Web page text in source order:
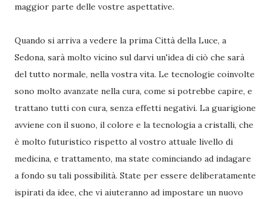
maggior parte delle vostre aspettative.
Quando si arriva a vedere la prima Città della Luce, a
Sedona, sarà molto vicino sul darvi un'idea di ciò che sarà
del tutto normale, nella vostra vita. Le tecnologie coinvolte
sono molto avanzate nella cura, come si potrebbe capire, e
trattano tutti con cura, senza effetti negativi. La guarigione
avviene con il suono, il colore e la tecnologia a cristalli, che
è molto futuristico rispetto al vostro attuale livello di
medicina, e trattamento, ma state cominciando ad indagare
a fondo su tali possibilità. State per essere deliberatamente
ispirati da idee, che vi aiuteranno ad impostare un nuovo